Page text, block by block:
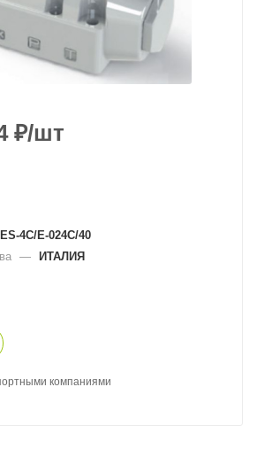
₽/шт
4C/E-024C/40
— ИТАЛИЯ
компаниями